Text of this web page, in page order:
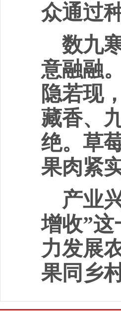
众通过
数九
意融融
隐若现
藏香、
绝。草
果肉紧
产业
增收”这
力发展
果同乡